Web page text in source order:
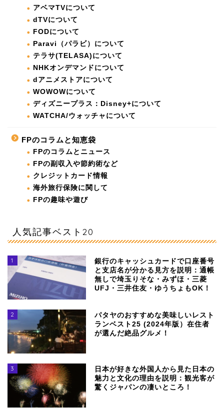
アベマTVについて
dTVについて
FODについて
Paravi（パラビ）について
テラサ(TELASA)について
NHKオンデマンドについて
dアニメストアについて
WOWOWについて
ディズニープラス：Disney+について
WATCHA/ウォッチャについて
FPのコラムと知恵袋
FPのコラムとニュース
FPの副収入や節約術など
クレジットカード情報
海外旅行保険に関して
FPの趣味や遊び
人気記事ベスト20
1
銀行のキャッシュカードで口座番号
と支店名が分かる見方を説明：通帳
無しで埼玉りそな・みずほ・三菱
UFJ・三井住友・ゆうちょもOK！
2
パタヤのおすすめな美味しいレスト
ランベスト25 (2024年版）在住者
が選んだ絶品グルメ！
3
日本が好きな外国人から見た日本の
魅力と文化の理由を説明：観光客が
驚くジャパンの凄いところ！